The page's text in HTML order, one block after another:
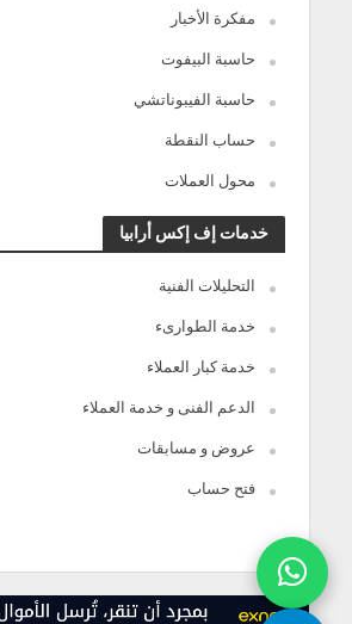
مفكرة الأخبار
حاسبة البيفوت
حاسبة الفيبوناتشي
حساب النقطة
محول العملات
خدمات إف إكس أرابيا
التحليلات الفنية
خدمة الطوارىء
خدمة كبار العملاء
الدعم الفنى و خدمة العملاء
عروض و مسابقات
فتح حساب